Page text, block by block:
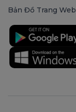
Bản Đồ Trang Web